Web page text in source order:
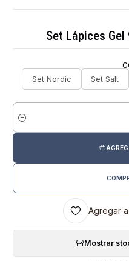
Set Lápices
Set Nordic
Set Salt
Cantidad
Agregar
Mostrar